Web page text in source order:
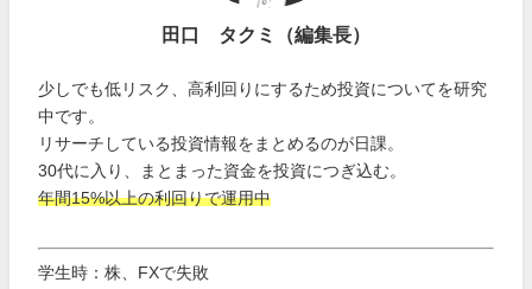
田口 タクミ（編集長）
少しでも低リスク、高利回りにするため投資についてを研究
中です。
リサーチしている投資情報をまとめるのが日課。
30代に入り、まとまった資金を投資につぎ込む。
年間15%以上の利回りで運用中
学生時：株、FXで失敗